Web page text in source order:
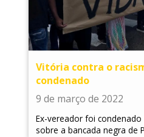
Vitória contra o
condenado
9 de março de 2022
Ex-vereador foi
sobre a bancada negra de